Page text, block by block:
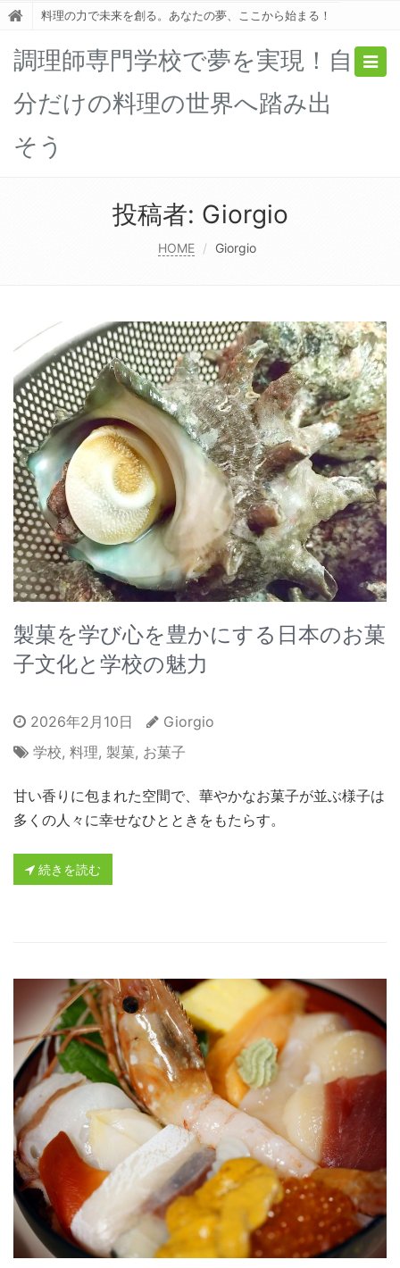
料理の力で未来を創る。あなたの夢、ここから始まる！
調理師専門学校で夢を実現！自
分だけの料理の世界へ踏み出
そう
投稿者: Giorgio
HOME Giorgio
製菓を学び心を豊かにする日本のお菓
子文化と学校の魅力
2026年2月10日
Giorgio
学校, 料理, 製菓, お菓子
甘い香りに包まれた空間で、華やかなお菓子が並ぶ様子は
多くの人々に幸せなひとときをもたらす。
続きを読む